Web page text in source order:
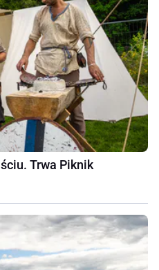
Trwa Piknik